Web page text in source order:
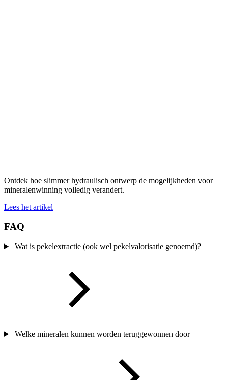
Ontdek hoe slimmer hydraulisch ontwerp de mogelijkheden voor
mineralenwinning volledig verandert.
Lees het artikel
FAQ
Wat is pekelextractie (ook wel pekelvalorisatie genoemd)?
Welke mineralen kunnen worden teruggewonnen door